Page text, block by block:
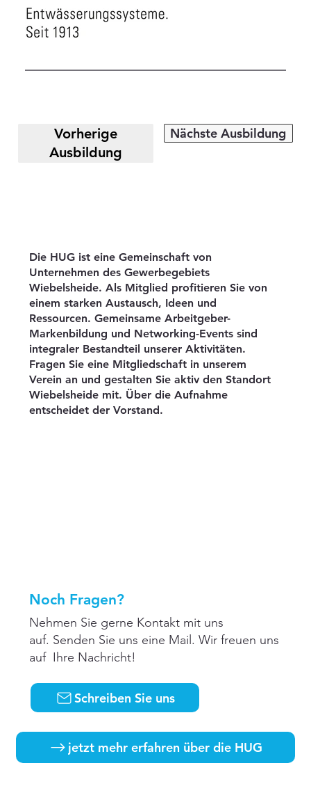
Vorherige
Ausbildung
Nächste Ausbildung
Die HUG ist eine Gemeinschaft von
Unternehmen des Gewerbegebiets
Wiebelsheide. Als Mitglied profitieren Sie von
einem starken Austausch, Ideen und
Ressourcen. Gemeinsame Arbeitgeber-
Markenbildung und Networking-Events sind
integraler Bestandteil unserer Aktivitäten.
Fragen Sie eine Mitgliedschaft in unserem
Verein an und gestalten Sie aktiv den Standort
Wiebelsheide mit. Über die Aufnahme
entscheidet der Vorstand.
Noch Fragen?
Nehmen Sie gerne Kontakt mit uns
auf. Senden Sie uns eine Mail. Wir freuen uns
auf Ihre Nachricht!
Schreiben Sie uns
jetzt mehr erfahren über die HUG